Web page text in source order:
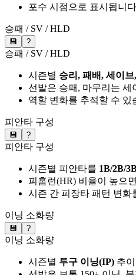
포수 시점으로 표시됩니다
승패 / SV / HLD
💾 ?
승패 / SV / HLD
시즌별 승리, 패배, 세이
선발은 승패, 마무리는 세
역할 변화를 추적할 수 있
피안타 구성
💾 ?
피안타 구성
시즌별 피안타를 1B/2B/
피홈런(HR) 비율이 높으
시즌 간 피장타 패턴 변화
이닝 소화량
💾 ?
이닝 소화량
시즌별 투구 이닝(IP) 추